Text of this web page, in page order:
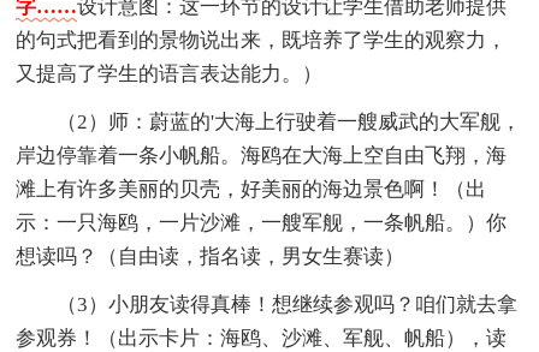
字……设计意图：这一环节的设计让学生借助老师提供
的句式把看到的景物说出来，既培养了学生的观察力，
又提高了学生的语言表达能力。）
（2）师：蔚蓝的'大海上行驶着一艘威武的大军舰，
岸边停靠着一条小帆船。海鸥在大海上空自由飞翔，海
滩上有许多美丽的贝壳，好美丽的海边景色啊！（出
示：一只海鸥，一片沙滩，一艘军舰，一条帆船。）你
想读吗？（自由读，指名读，男女生赛读）
（3）小朋友读得真棒！想继续参观吗？咱们就去拿
参观券！（出示卡片：海鸥、沙滩、军舰、帆船），读